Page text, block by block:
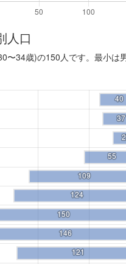
人口
〜34歳)の150人です。最小は